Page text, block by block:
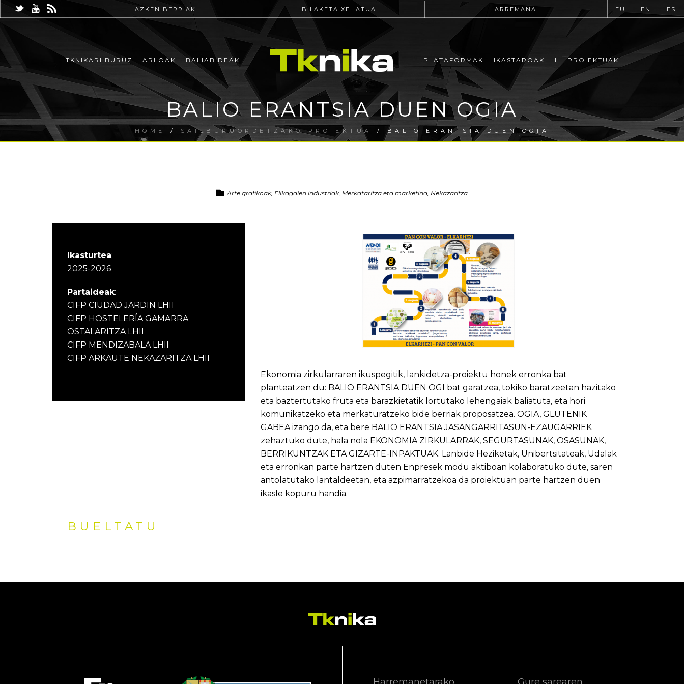
AZKEN BERRIAK BILAKETA XEHATUA HARREMANA EU EN ES
TKNIKARI BURUZ ARLOAK BALIABIDEAK PLATAFORMAK IKASTAROAK LH PROIEKTUAK
BALIO ERANTSIA DUEN OGIA
HOME / SAILBURUORDETZAKO PROIEKTUA / BALIO ERANTSIA DUEN OGIA
Arte grafikoak, Elikagaien industriak, Merkataritza eta marketina, Nekazaritza
Ikasturtea:
2025-2026
Partaideak:
CIFP CIUDAD JARDIN LHII
CIFP HOSTELERÍA GAMARRA
OSTALARITZA LHII
CIFP MENDIZABALA LHII
CIFP ARKAUTE NEKAZARITZA LHII
Ekonomia zirkularraren ikuspegitik, lankidetza-proiektu honek erronka bat
planteatzen du: BALIO ERANTSIA DUEN OGI bat garatzea, tokiko baratzeetan hazitako
eta baztertutako fruta eta barazkietatik lortutako lehengaiak baliatuta, eta hori
komunikatzeko eta merkaturatzeko bide berriak proposatzea. OGIA, GLUTENIK
GABEA izango da, eta bere BALIO ERANTSIA JASANGARRITASUN-EZAUGARRIEK
zehaztuko dute, hala nola EKONOMIA ZIRKULARRAK, SEGURTASUNAK, OSASUNAK,
BERRIKUNTZAK ETA GIZARTE-INPAKTUAK. Lanbide Heziketak, Unibertsitateak, Udalak
eta erronkan parte hartzen duten Enpresek modu aktiboan kolaboratuko dute, saren
antolatutako lantaldeetan, eta azpimarratzekoa da proiektuan parte hartzen duen
ikasle kopuru handia.
BUELTATU